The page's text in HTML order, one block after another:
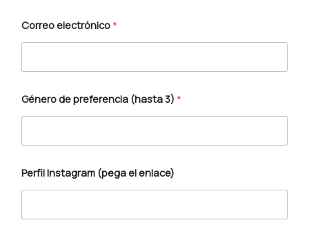
Correo electrónico *
Género de preferencia (hasta 3) *
Perfil Instagram (pega el enlace)